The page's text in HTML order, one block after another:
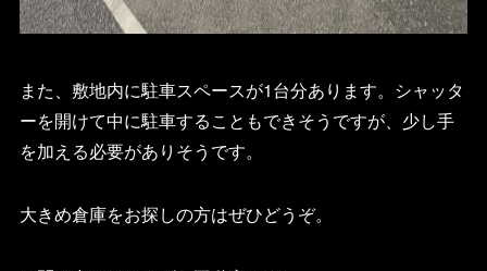
また、敷地内に駐車スペースが1台分あります。シャッタ
ーを開けて中に駐車することもできそうですが、少し手
を加える必要がありそうです。
大きめ倉庫をお探しの方はぜひどうぞ。